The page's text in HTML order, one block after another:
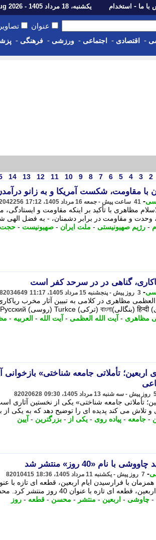
با ما - استخدام یکشنبه، 18 مرداد 1405 - Sun, 09th Aug 2026
عنوان تصاویر
- اقتصادی - اجتماعی - ورزشی - فرهنگی -
2
3
4
5
6
7
8
9
10
11
12
13
14
با مقاومت، شکست آمریکا و به زانو
- 41 ساعت پیش - جمعه 16 مرداد 1405، 17:12
مظاهری با تأکید بر اینکه مقاومت و
وحدت و مقاومت در برابر دشمنان، - به فضل الهی
- رژیم صهیونیستی - ملت ایران - صهیونیست - حجت
گناهی در در سرحد کفر است
- 3 روز پیش - پنجشنبه 15 مرداد 1405، 11:17 82034649
مظاهری - آیت الله العظمی - آیت الله - العربیه -
اربعین؛ تأملاتی جامعه شناختی»
1405، 09:30 82020628
تأملاتی جامعه شناختی» یکی از نخستین آثاری
تلاش می کند پدیده ای را توضیح دهد که به یکی از
- جامعه - پیاده روی - یکی از - بزرگترین - آیین
با نام «40 روز» منتشر شد
- 7 روز پیش - یکشنبه 11 مرداد 1405، 18:36 82010415
تازه با عنوان 40 روز منتشر کرد. محسن چاوشی همزمان ...
- چاوشی - اربعین - منتشر - محسن - قطعه - روز